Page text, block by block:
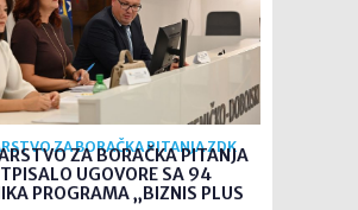
ZA BORAČKA PITANJA ZDK
ZA BORAČKA PITANJA
UGOVORE SA 94
PROGRAMA „BIZNIS PLUS